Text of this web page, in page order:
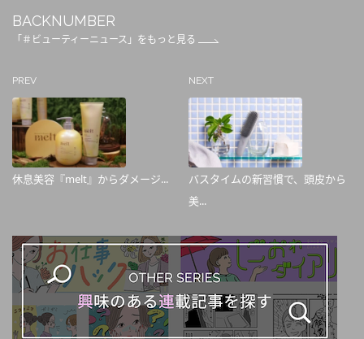
BACKNUMBER
「＃ビューティーニュース」をもっと見る
PREV
休息美容『melt』からダメージ...
NEXT
バスタイムの新習慣で、頭皮から
美...